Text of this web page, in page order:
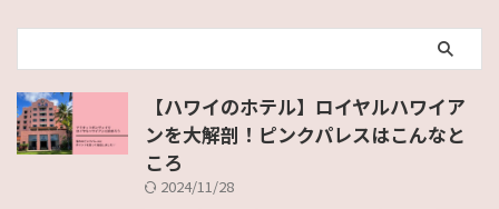
【ハワイのホテル】ロイヤルハワイア
ンを大解剖！ピンクパレスはこんなと
ころ
2024/11/28